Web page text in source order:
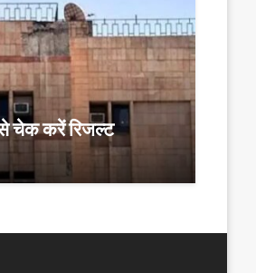
से चेक करें रिजल्ट